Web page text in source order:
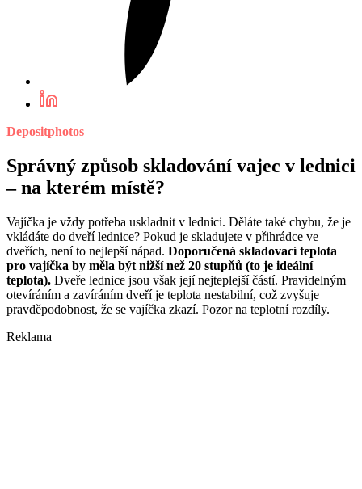
Depositphotos
Správný způsob skladování vajec v lednici
– na kterém místě?
Vajíčka je vždy potřeba uskladnit v lednici. Děláte také chybu, že je
vkládáte do dveří lednice? Pokud je skladujete v přihrádce ve
dveřích, není to nejlepší nápad. Doporučená skladovací teplota
pro vajíčka by měla být nižší než 20 stupňů (to je ideální
teplota). Dveře lednice jsou však její nejteplejší částí. Pravidelným
otevíráním a zavíráním dveří je teplota nestabilní, což zvyšuje
pravděpodobnost, že se vajíčka zkazí. Pozor na teplotní rozdíly.
Reklama